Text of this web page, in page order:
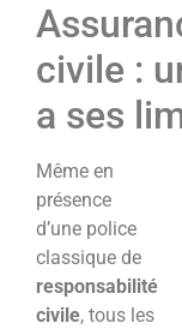
civile :
a ses
Même en
présence
d’une police
classique de
responsabilité
civile, tous les